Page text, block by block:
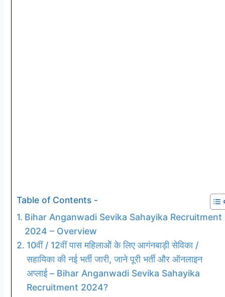
Table of Contents -
Bihar Anganwadi Sevika Sahayika Recruitment
2024 – Overview
10वीं / 12वीं पास महिलाओें के लिए आगंनबाड़ी सेविका /
सहायिका की नई भर्ती जारी, जाने पूरी भर्ती और ऑनलाइन
अप्लाई – Bihar Anganwadi Sevika Sahayika
Recruitment 2024?